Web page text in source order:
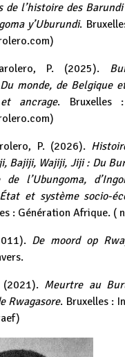
de l’histoire des
y’Uburundi.
)
P. (2025).
monde, de Belgique
ancrage. Bruxelles
)
P. (2026).
Bajiji, Wajiji, Jiji : Du
l’Ubungoma,
et système socio-
: Génération Afrique. (
De moord op
Meurtre au
Rwagasore. Bruxelles :